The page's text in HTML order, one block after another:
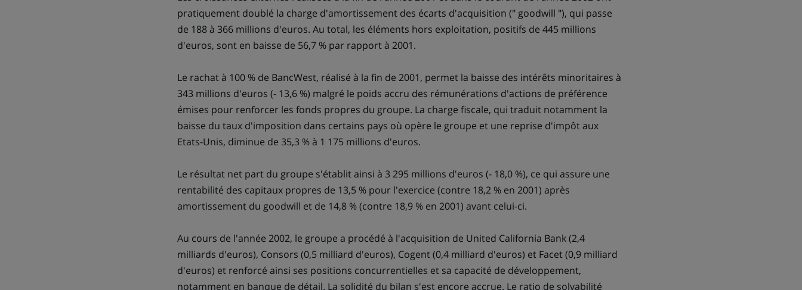
pratiquement doublé la charge d'amortissement des écarts d'acquisition (" goodwill "), qui passe
de 188 à 366 millions d'euros. Au total, les éléments hors exploitation, positifs de 445 millions
d'euros, sont en baisse de 56,7 % par rapport à 2001.
Le rachat à 100 % de BancWest, réalisé à la fin de 2001, permet la baisse des intérêts minoritaires à
343 millions d'euros (- 13,6 %) malgré le poids accru des rémunérations d'actions de préférence
émises pour renforcer les fonds propres du groupe. La charge fiscale, qui traduit notamment la
baisse du taux d'imposition dans certains pays où opère le groupe et une reprise d'impôt aux
Etats-Unis, diminue de 35,3 % à 1 175 millions d'euros.
Le résultat net part du groupe s'établit ainsi à 3 295 millions d'euros (- 18,0 %), ce qui assure une
rentabilité des capitaux propres de 13,5 % pour l'exercice (contre 18,2 % en 2001) après
amortissement du goodwill et de 14,8 % (contre 18,9 % en 2001) avant celui-ci.
Au cours de l'année 2002, le groupe a procédé à l'acquisition de United California Bank (2,4
milliards d'euros), Consors (0,5 milliard d'euros), Cogent (0,4 milliard d'euros) et Facet (0,9 milliard
d'euros) et renforcé ainsi ses positions concurrentielles et sa capacité de développement,
notamment en banque de détail. La solidité du bilan s'est encore accrue. Le ratio de solvabilité